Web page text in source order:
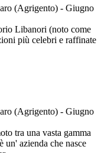
(Agrigento) - Giugno
Libanori (noto come
più celebri e raffinate
(Agrigento) - Giugno
tra una vasta gamma
azienda che nasce